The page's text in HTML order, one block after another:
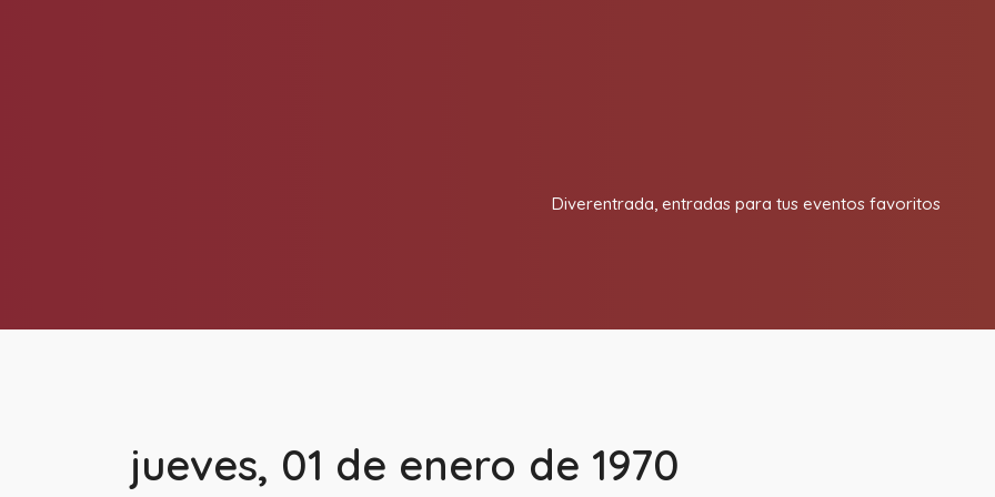
Diverentrada, entradas para tus eventos favoritos
jueves, 01 de enero de 1970